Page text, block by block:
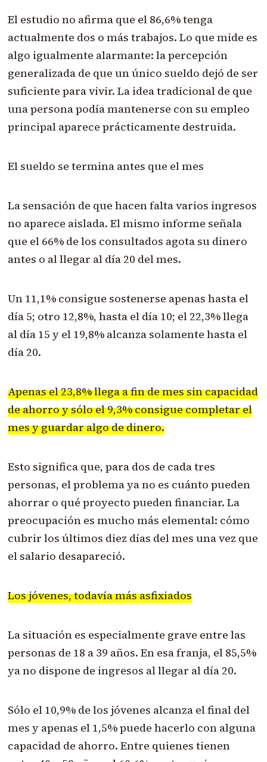
El estudio no afirma que el 86,6% tenga
actualmente dos o más trabajos. Lo que mide es
algo igualmente alarmante: la percepción
generalizada de que un único sueldo dejó de ser
suficiente para vivir. La idea tradicional de que
una persona podía mantenerse con su empleo
principal aparece prácticamente destruida.
El sueldo se termina antes que el mes
La sensación de que hacen falta varios ingresos
no aparece aislada. El mismo informe señala
que el 66% de los consultados agota su dinero
antes o al llegar al día 20 del mes.
Un 11,1% consigue sostenerse apenas hasta el
día 5; otro 12,8%, hasta el día 10; el 22,3% llega
al día 15 y el 19,8% alcanza solamente hasta el
día 20.
Apenas el 23,8% llega a fin de mes sin capacidad
de ahorro y sólo el 9,3% consigue completar el
mes y guardar algo de dinero.
Esto significa que, para dos de cada tres
personas, el problema ya no es cuánto pueden
ahorrar o qué proyecto pueden financiar. La
preocupación es mucho más elemental: cómo
cubrir los últimos diez días del mes una vez que
el salario desapareció.
Los jóvenes, todavía más asfixiados
La situación es especialmente grave entre las
personas de 18 a 39 años. En esa franja, el 85,5%
ya no dispone de ingresos al llegar al día 20.
Sólo el 10,9% de los jóvenes alcanza el final del
mes y apenas el 1,5% puede hacerlo con alguna
capacidad de ahorro. Entre quienes tienen